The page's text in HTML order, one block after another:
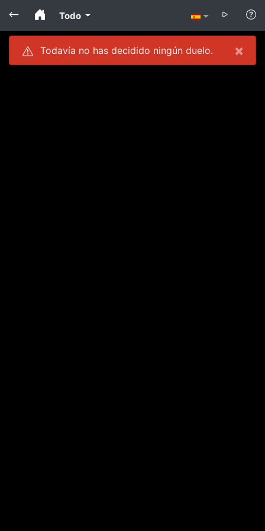
Todo
Todavía no has decidido ningún duelo. ×